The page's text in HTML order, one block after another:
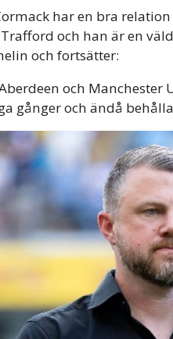
har en bra
och han är en
och fortsätter:
och
gånger och ändå